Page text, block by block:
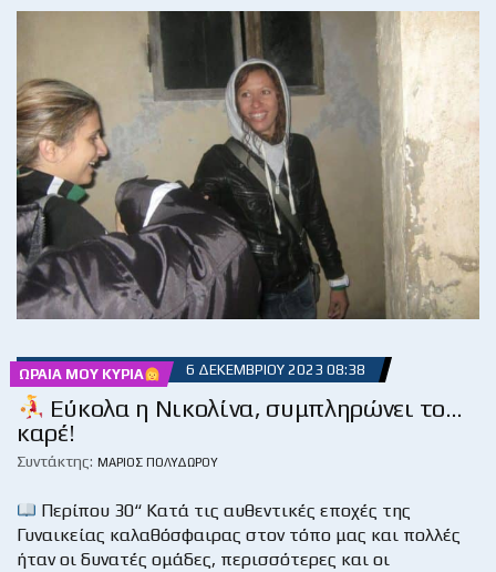
ΩΡΑΊΑ ΜΟΥ ΚΥΡΊΑ 6 ΔΕΚΕΜΒΡΊΟΥ 2023 08:38
Εύκολα η Νικολίνα, συμπληρώνει το…
καρέ!
Συντάκτης: ΜΆΡΙΟΣ ΠΟΛΥΔΏΡΟΥ
Περίπου 30“ Κατά τις αυθεντικές εποχές της
Γυναικείας καλαθόσφαιρας στον τόπο μας και πολλές
ήταν οι δυνατές ομάδες, περισσότερες και οι